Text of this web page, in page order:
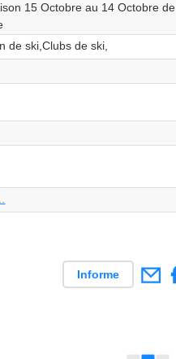
15 Octobre au 14 Octobre de
de ski,Clubs de ski,
Informe